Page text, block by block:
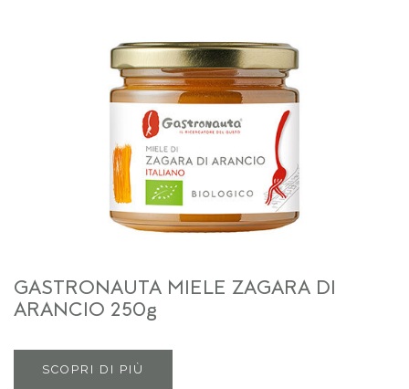
GASTRONAUTA MIELE ZAGARA DI
ARANCIO 250g
SCOPRI DI PIÙ